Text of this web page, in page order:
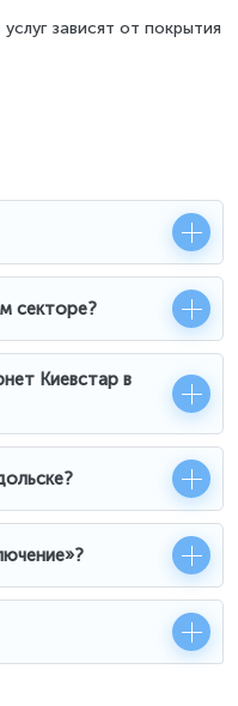
зависят от покрытия
секторе?
Киевстар в